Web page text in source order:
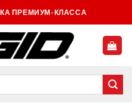
ПРЕМИУМ-КЛАССА